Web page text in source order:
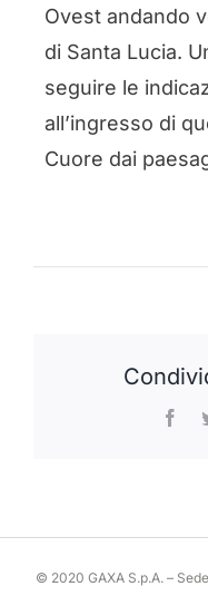
Ovest andando
di Santa Lucia.
seguire le
all’ingresso di
Cuore dai
© 2020 GAXA S.p.A. –